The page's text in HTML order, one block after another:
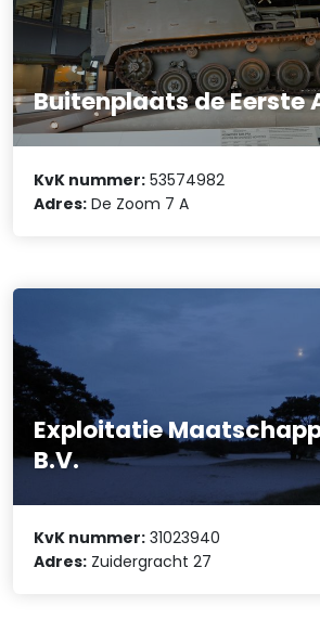
Buitenplaats de Eerste
KvK nummer: 53574982
Adres: De Zoom 7 A
Exploitatie
B.V.
KvK nummer: 31023940
Adres: Zuidergracht 27